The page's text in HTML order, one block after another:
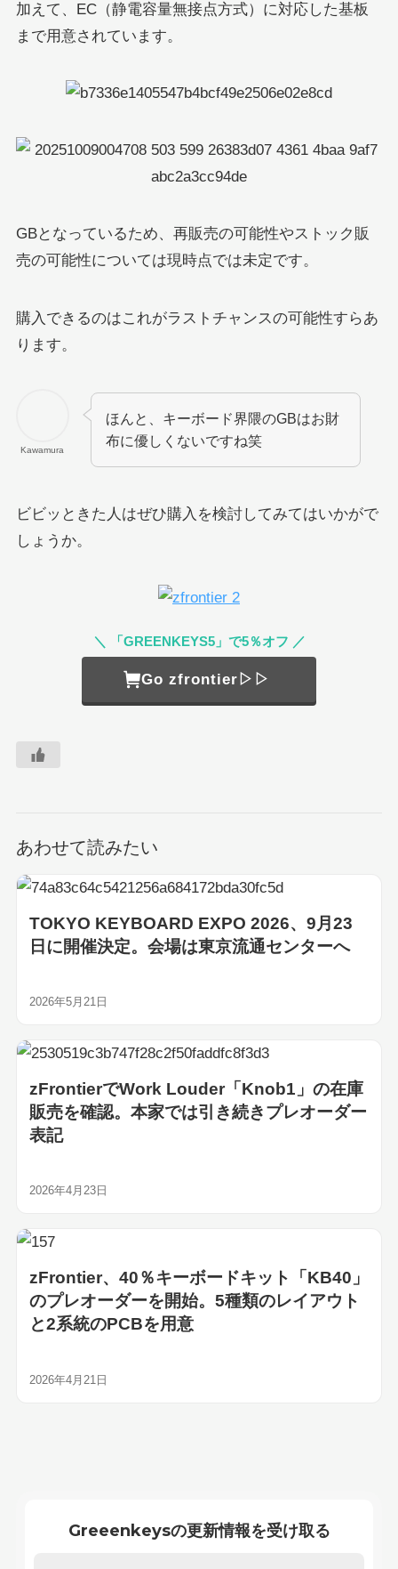
加えて、EC（静電容量無接点方式）に対応した基板
まで用意されています。
GBとなっているため、再販売の可能性やストック販
売の可能性については現時点では未定です。
購入できるのはこれがラストチャンスの可能性すらあ
ります。
Kawamura
ほんと、キーボード界隈のGBはお財
布に優しくないですね笑
ビビッときた人はぜひ購入を検討してみてはいかがで
しょうか。
＼ 「GREENKEYS5」で5％オフ ／
Go zfrontier▷▷
あわせて読みたい
TOKYO KEYBOARD EXPO 2026、9月23
日に開催決定。会場は東京流通センターへ
2026年5月21日
zFrontierでWork Louder「Knob1」の在庫
販売を確認。本家では引き続きプレオーダー
表記
2026年4月23日
zFrontier、40％キーボードキット「KB40」
のプレオーダーを開始。5種類のレイアウト
と2系統のPCBを用意
2026年4月21日
Greeenkeysの更新情報を受け取る